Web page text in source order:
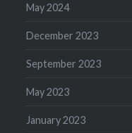
May 2024
December 2023
September 2023
May 2023
January 2023